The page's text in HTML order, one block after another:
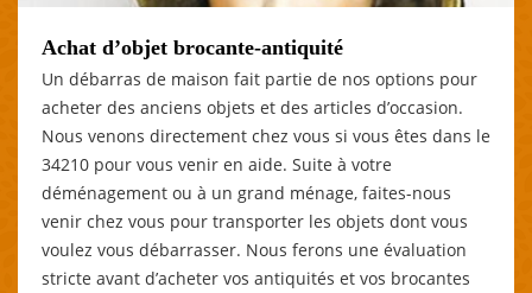
Achat d’objet brocante-antiquité
Un débarras de maison fait partie de nos options pour
acheter des anciens objets et des articles d’occasion.
Nous venons directement chez vous si vous êtes dans le
34210 pour vous venir en aide. Suite à votre
déménagement ou à un grand ménage, faites-nous
venir chez vous pour transporter les objets dont vous
voulez vous débarrasser. Nous ferons une évaluation
stricte avant d’acheter vos antiquités et vos brocantes